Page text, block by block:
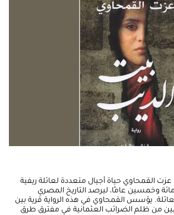
عزت القمحاوي حياة أجيال متعددة لعائلة ريفية
وخمسين عامًا، ليرصد التاريخ المصري
يؤسس القمحاوي في هذه الرواية قرية بين
من ظلم الضرائب العثمانية في مفترق طرق